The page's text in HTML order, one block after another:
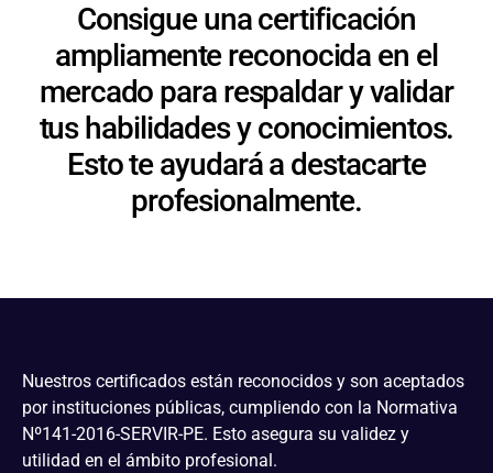
Consigue una certificación
ampliamente reconocida en el
mercado para respaldar y validar
tus habilidades y conocimientos.
Esto te ayudará a destacarte
profesionalmente.
Nuestros certificados están reconocidos y son aceptados
por instituciones públicas, cumpliendo con la Normativa
Nº141-2016-SERVIR-PE. Esto asegura su validez y
utilidad en el ámbito profesional.